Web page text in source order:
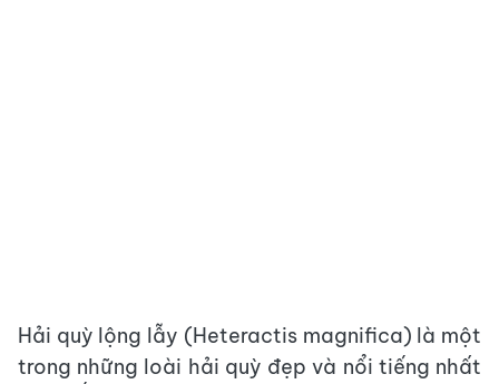
Hải quỳ lộng lẫy (Heteractis magnifica) là một
trong những loài hải quỳ đẹp và nổi tiếng nhất